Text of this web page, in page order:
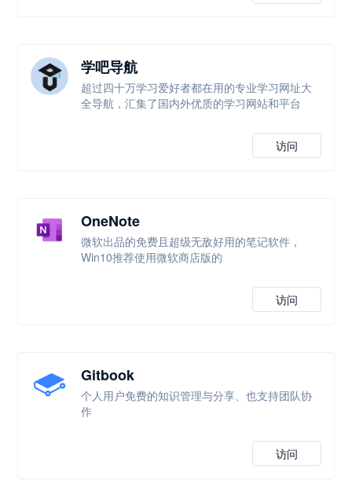
学吧导航
超过四十万学习爱好者都在用的专业学习网址大
全导航，汇集了国内外优质的学习网站和平台
访问
OneNote
微软出品的免费且超级无敌好用的笔记软件，
Win10推荐使用微软商店版的
访问
Gitbook
个人用户免费的知识管理与分享、也支持团队协
作
访问